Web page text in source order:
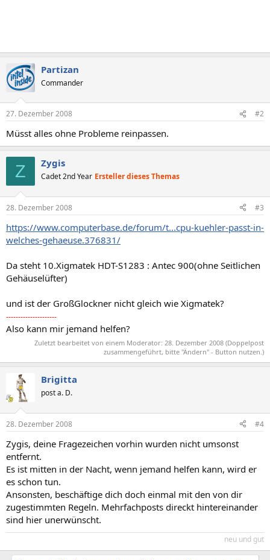
Partizan
Commander
27. Dezember 2008 #2
Müsst alles ohne Probleme reinpassen.
Z Zygis
Cadet 2nd Year Ersteller dieses Themas
28. Dezember 2008 #3
https://www.computerbase.de/forum/t...cpu-kuehler-passt-in-
welches-gehaeuse.376831/
Da steht 10.Xigmatek HDT-S1283 : Antec 900(ohne Seitlichen
Gehäuselüfter)
und ist der GroßGlockner nicht gleich wie Xigmatek?
---------------------
Also kann mir jemand helfen?
Zuletzt bearbeitet von einem Moderator: 28. Dezember 2008 (Doppelpost
zusammengeführt, bitte "Ändern" - Button nutzen.)
Brigitta
post a. D.
28. Dezember 2008 #4
Zygis, deine Fragezeichen vorhin wurden nicht umsonst
entfernt.
Es ist mitten in der Nacht, wenn jemand helfen kann, wird er
es schon tun.
Ansonsten, beschäftige dich doch einmal mit den von dir
zugestimmten Regeln. Mehrfachposts direckt hintereinander
sind hier unerwünscht.
neu und gut